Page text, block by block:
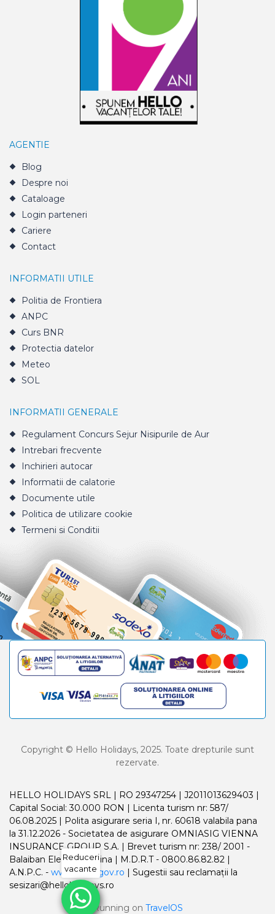
AGENTIE
Blog
Despre noi
Cataloage
Login parteneri
Cariere
Contact
INFORMATII UTILE
Politia de Frontiera
ANPC
Curs BNR
Protectia datelor
Meteo
SOL
INFORMATII GENERALE
Regulament Concurs Sejur Nisipurile de Aur
Intrebari frecvente
Inchirieri autocar
Informatii de calatorie
Documente utile
Politica de utilizare cookie
Termeni si Conditii
Copyright © Hello Holidays, 2025. Toate drepturile sunt
rezervate.
HELLO HOLIDAYS SRL | RO 29347254 | J2011013629403 |
Capital Social: 30.000 RON | Licenta turism nr: 587/
06.08.2025 | Polita asigurare seria I, nr. 60618 valabila pana
la 31.12.2026 - Societatea de asigurare OMNIASIG VIENNA
INSURANCE GROUP S.A. | Brevet turism nr: 238/ 2001 -
Balaiban Elena Madalina | M.D.R.T - 0800.86.82.82 |
A.N.P.C. - www.anpc.gov.ro | Sugestii sau reclamații la
sesizari@helloholidays.ro
Running on TravelOS
Reduceri
vacante